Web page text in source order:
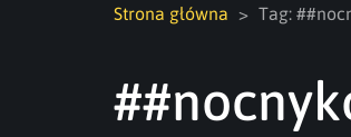
Strona główna Tag: